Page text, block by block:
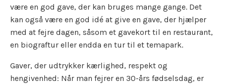
være en god gave, der kan bruges mange gange. Det
kan også være en god idé at give en gave, der hjælper
med at fejre dagen, såsom et gavekort til en restaurant,
en biograftur eller endda en tur til et temapark.
Gaver, der udtrykker kærlighed, respekt og
hengivenhed: Når man fejrer en 30-års fødselsdag, er